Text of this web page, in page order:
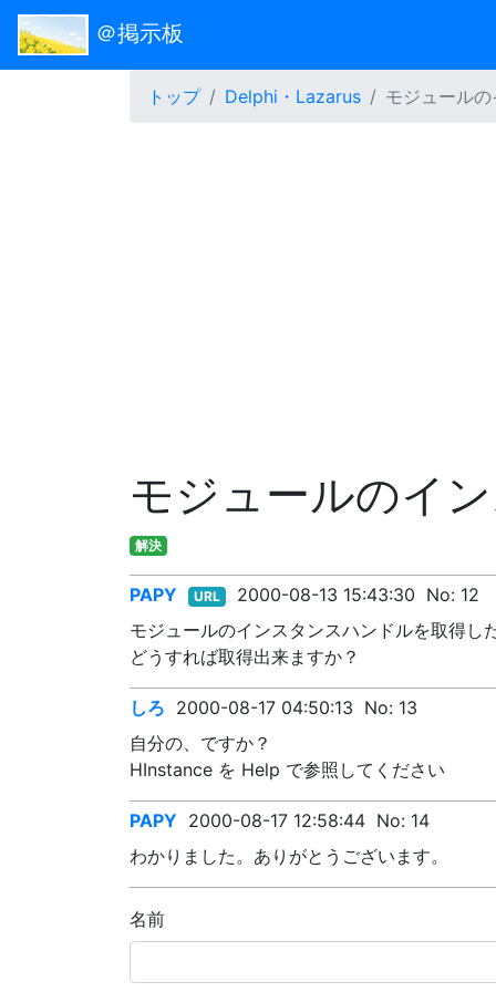
＠掲示板
トップ Delphi・Lazarus モジュール
モジュールのイ
解決
PAPY URL 2000-08-13 15:43:30 No: 12
モジュールのインスタンスハンドルを取得し
どうすれば取得出来ますか？
しろ 2000-08-17 04:50:13 No: 13
自分の、ですか？
HInstance を Help で参照してください
PAPY 2000-08-17 12:58:44 No: 14
わかりました。ありがとうございます。
名前